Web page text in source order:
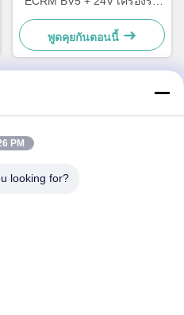
บิล เครื่องรับรองอะไหล่
49238415000A
พูดคุยกันตอนนี้
ริมทรัพย์ Qide เลข 2-1 ถนน
PM
looking for?